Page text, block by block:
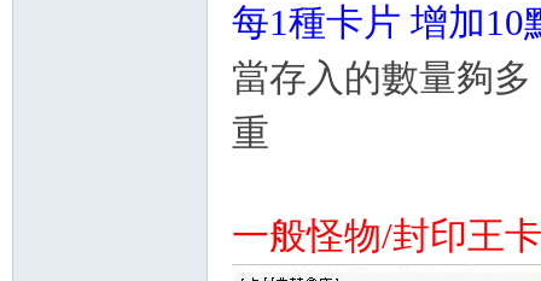
每1種卡片 增加10
當存入的數量夠多
重
一般怪物/封印王